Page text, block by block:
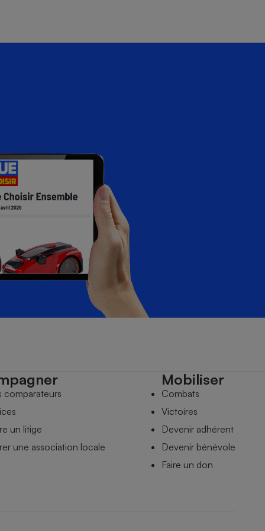
comparateurs
un litige
une association locale
Mobiliser
Combats
Victoires
Devenir adhérent
Devenir bénévole
Faire un don